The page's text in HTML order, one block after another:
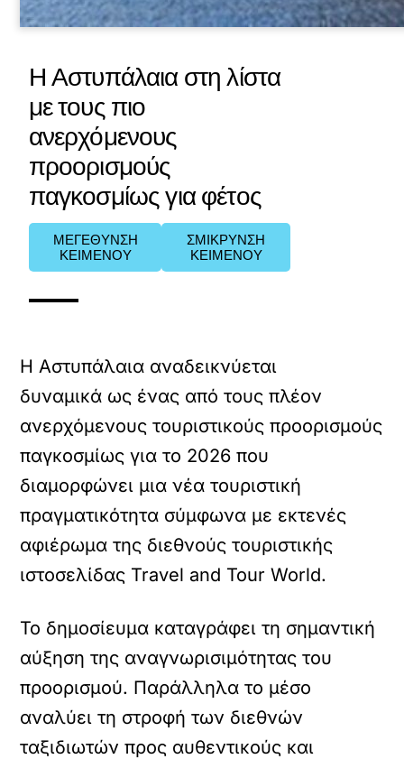
Η Αστυπάλαια στη λίστα
με τους πιο
ανερχόμενους
προορισμούς
παγκοσμίως για φέτος
ΜΕΓΕΘΥΝΣΗ
ΚΕΙΜΕΝΟΥ
ΣΜΙΚΡΥΝΣΗ
ΚΕΙΜΕΝΟΥ
Η Αστυπάλαια αναδεικνύεται
δυναμικά ως ένας από τους πλέον
ανερχόμενους τουριστικούς προορισμούς
παγκοσμίως για το 2026 που
διαμορφώνει μια νέα τουριστική
πραγματικότητα σύμφωνα με εκτενές
αφιέρωμα της διεθνούς τουριστικής
ιστοσελίδας Travel and Tour World.
Το δημοσίευμα καταγράφει τη σημαντική
αύξηση της αναγνωρισιμότητας του
προορισμού. Παράλληλα το μέσο
αναλύει τη στροφή των διεθνών
ταξιδιωτών προς αυθεντικούς και